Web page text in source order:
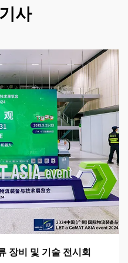
사
장비 및 기술 전시회